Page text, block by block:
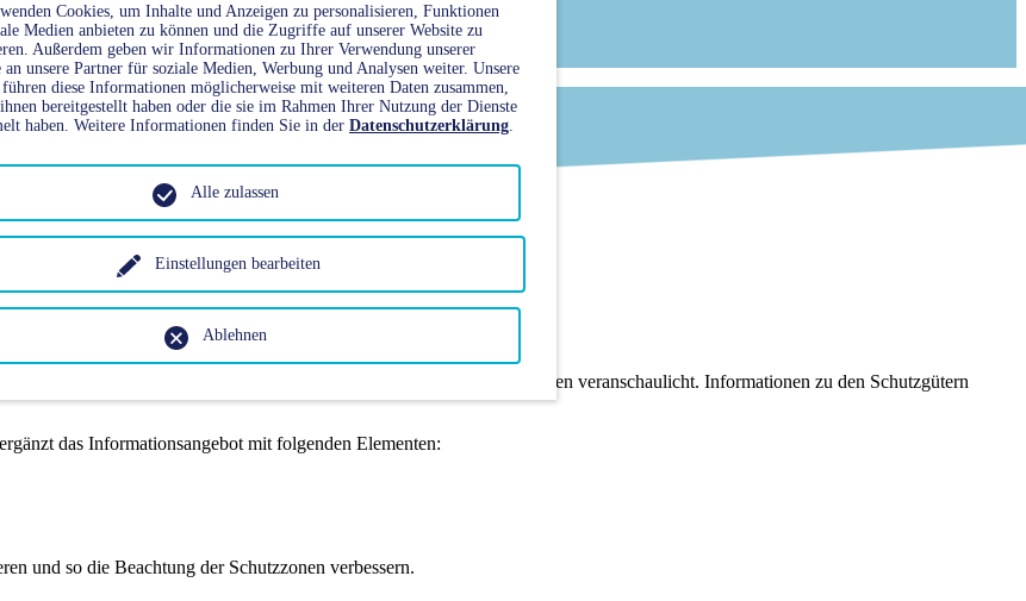
Skitouren werden auf Panoramatafeln auf zentralen Parkplätzen veranschaulicht. Informationen zu den Schutzgütern
das Informationsangebot mit folgenden Elementen:
und so die Beachtung der Schutzzonen verbessern.
Cookies, um Inhalte und Anzeigen zu personalisieren, Funktionen
Medien anbieten zu können und die Zugriffe auf unserer Website zu
Außerdem geben wir Informationen zu Ihrer Verwendung unserer
an unsere Partner für soziale Medien, Werbung und Analysen weiter. Unsere
diese Informationen möglicherweise mit weiteren Daten zusammen,
bereitgestellt haben oder die sie im Rahmen Ihrer Nutzung der Dienste
haben. Weitere Informationen finden Sie in der Datenschutzerklärung
Einstellungen bearbeiten
Ablehnen
Alle zulassen